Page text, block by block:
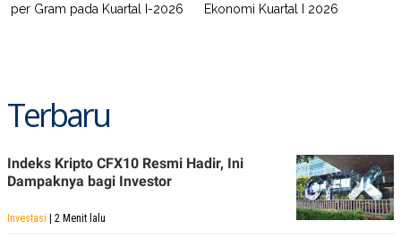
PEMBERITAAN
SIBER
POLICY
per Gram pada Kuartal I-2026
Ekonomi Kuartal I 2026
Terbaru
Indeks Kripto CFX10 Resmi Hadir, Ini
Dampaknya bagi Investor
Investasi | 2 Menit lalu